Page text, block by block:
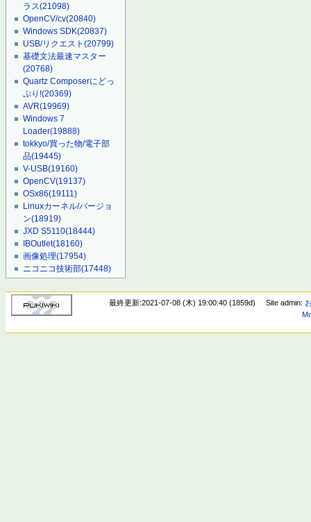
ラス(21098)
OpenCV/cv(20840)
Windows SDK(20837)
USB/リクエスト(20799)
基礎文法最速マスター
(20768)
Quartz Composerにどっ
ぷり!(20369)
AVR(19969)
Windows 7
Loader(19888)
tokkyo/買った物/電子部
品(19445)
V-USB(19160)
OpenCV(19137)
OSx86(19111)
Linuxカーネル/バージョ
ン(18919)
JXD S5110(18444)
IBOutlet(18160)
画像処理(17954)
ニコニコ技術部(17448)
最終更新:2021-07-08 (木) 19:00:40 (1859d) Site admin: